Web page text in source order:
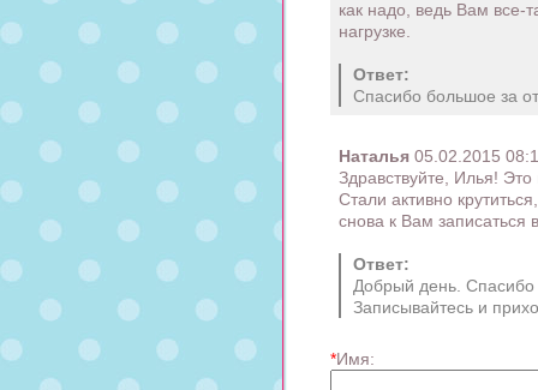
как надо, ведь Вам все-
нагрузке.
Ответ:
Спасибо большое за
Наталья 05.02.2015
Здравствуйте, Илья!
Стали активно
снова к Вам записаться
Ответ:
Добрый день. Спасибо
Записывайтесь и
*Имя: